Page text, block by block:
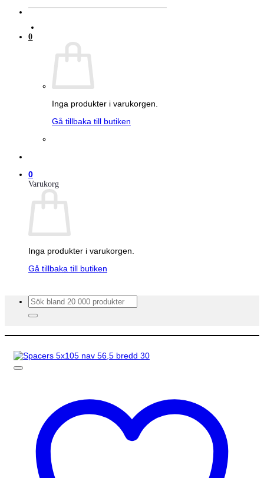
0
Inga produkter i varukorgen.
Gå tillbaka till butiken
0
Varukorg
Inga produkter i varukorgen.
Gå tillbaka till butiken
Sök
efter: